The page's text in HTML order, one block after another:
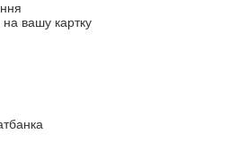
вашу картку